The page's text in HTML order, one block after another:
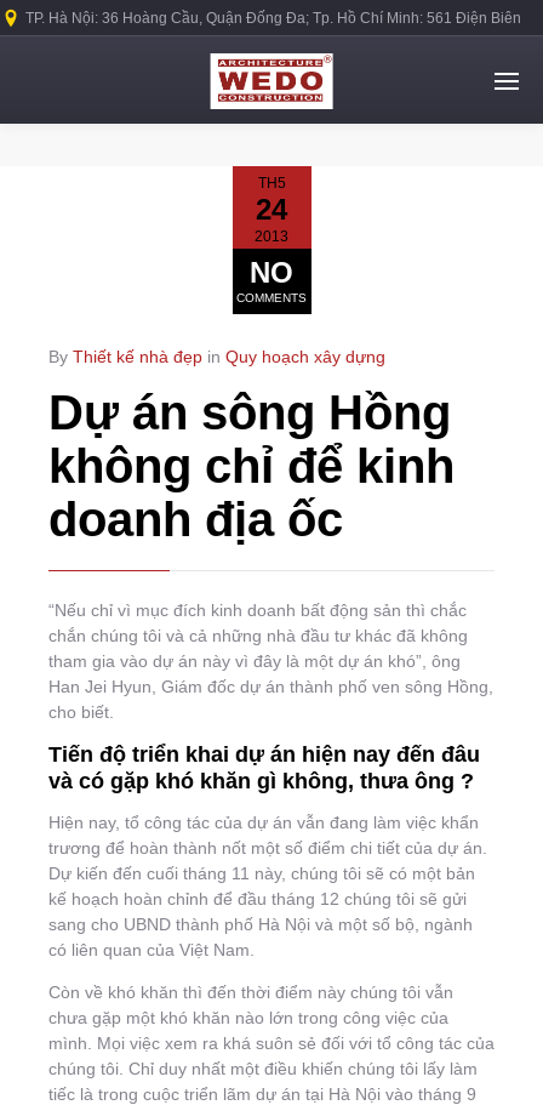
TP. Hà Nội: 36 Hoàng Cầu, Quận Đống Đa; Tp. Hồ Chí Minh: 561 Điện Biên
TH5
24
2013
NO
COMMENTS
By Thiết kế nhà đẹp in Quy hoạch xây dựng
Dự án sông Hồng
không chỉ để kinh
doanh địa ốc
“Nếu chỉ vì mục đích kinh doanh bất động sản thì chắc
chắn chúng tôi và cả những nhà đầu tư khác đã không
tham gia vào dự án này vì đây là một dự án khó”, ông
Han Jei Hyun, Giám đốc dự án thành phố ven sông Hồng,
cho biết.
Tiến độ triển khai dự án hiện nay đến đâu
và có gặp khó khăn gì không, thưa ông ?
Hiện nay, tổ công tác của dự án vẫn đang làm việc khẩn
trương để hoàn thành nốt một số điểm chi tiết của dự án.
Dự kiến đến cuối tháng 11 này, chúng tôi sẽ có một bản
kế hoạch hoàn chỉnh để đầu tháng 12 chúng tôi sẽ gửi
sang cho UBND thành phố Hà Nội và một số bộ, ngành
có liên quan của Việt Nam.
Còn về khó khăn thì đến thời điểm này chúng tôi vẫn
chưa gặp một khó khăn nào lớn trong công việc của
mình. Mọi việc xem ra khá suôn sẻ đối với tổ công tác của
chúng tôi. Chỉ duy nhất một điều khiến chúng tôi lấy làm
tiếc là trong cuộc triển lãm dự án tại Hà Nội vào tháng 9